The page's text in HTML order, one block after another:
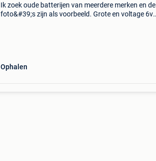
Ik zoek oude batterijen van meerdere merken en de
foto&#39;s zijn als voorbeeld. Grote en voltage 6v
Ophalen